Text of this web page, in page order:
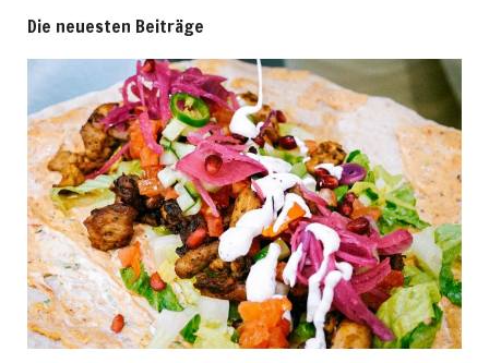
Die neuesten Beiträge